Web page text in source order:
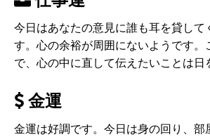
今日はあなたの意見に誰も耳を貸して
す。心の余裕が周囲にないようです。
で、心の中に直して伝えたいことは日
金運
金運は好調です。今日は身の回り、部